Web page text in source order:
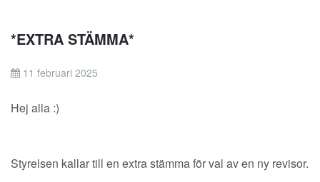
*EXTRA STÄMMA*
11 februari 2025
Hej alla :)
Styrelsen kallar till en extra stämma för val av en ny revisor.